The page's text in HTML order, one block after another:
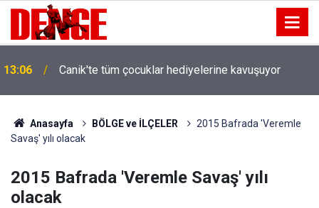
13:00
yakalandı
Anasayfa BÖLGE ve İLÇELER
2015 Bafrada 'Veremle
Savaş' yılı olacak
2015 Bafrada 'Veremle Savaş' yılı
olacak